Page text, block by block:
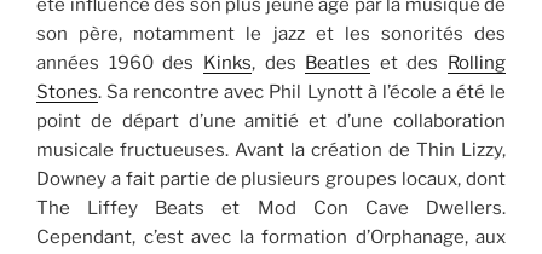
été influencé dès son plus jeune âge par la musique de
son père, notamment le jazz et les sonorités des
années 1960 des
Kinks, des Beatles et des
Rolling
Stones. Sa rencontre avec Phil Lynott à l’école a été le
point de départ d’une amitié et d’une collaboration
musicale fructueuses. Avant la création de Thin Lizzy,
Downey a fait partie de plusieurs groupes locaux, dont
The Liffey Beats et Mod Con Cave Dwellers.
Cependant, c’est avec la formation d’Orphanage, aux